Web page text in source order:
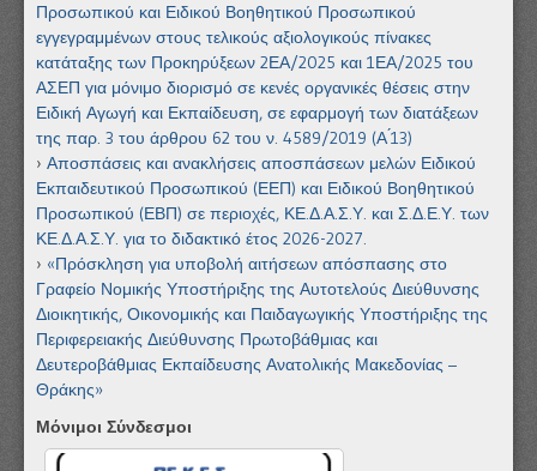
Προσωπικού και Ειδικού Βοηθητικού Προσωπικού
εγγεγραμμένων στους τελικούς αξιολογικούς πίνακες
κατάταξης των Προκηρύξεων 2ΕΑ/2025 και 1ΕΑ/2025 του
ΑΣΕΠ για μόνιμο διορισμό σε κενές οργανικές θέσεις στην
Ειδική Αγωγή και Εκπαίδευση, σε εφαρμογή των διατάξεων
της παρ. 3 του άρθρου 62 του ν. 4589/2019 (Α ́13)
Αποσπάσεις και ανακλήσεις αποσπάσεων μελών Ειδικού
Εκπαιδευτικού Προσωπικού (ΕΕΠ) και Ειδικού Βοηθητικού
Προσωπικού (ΕΒΠ) σε περιοχές, ΚΕ.Δ.Α.Σ.Υ. και Σ.Δ.Ε.Υ. των
ΚΕ.Δ.Α.Σ.Υ. για το διδακτικό έτος 2026-2027.
«Πρόσκληση για υποβολή αιτήσεων απόσπασης στο
Γραφείο Νομικής Υποστήριξης της Αυτοτελούς Διεύθυνσης
Διοικητικής, Οικονομικής και Παιδαγωγικής Υποστήριξης της
Περιφερειακής Διεύθυνσης Πρωτοβάθμιας και
Δευτεροβάθμιας Εκπαίδευσης Ανατολικής Μακεδονίας –
Θράκης»
Μόνιμοι Σύνδεσμοι